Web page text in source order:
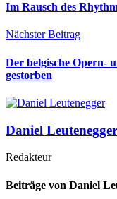
Im Rausch des
Nächster Beitrag
Der belgische Opern-
gestorben
Daniel Leutenegger
Redakteur
Beiträge von Daniel